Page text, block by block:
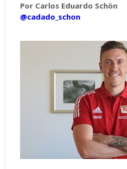
Por Carlos Eduardo Schön
@cadado_schon